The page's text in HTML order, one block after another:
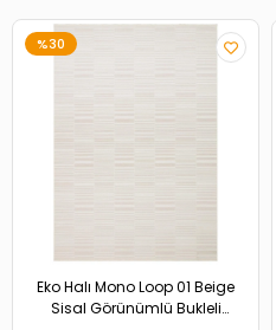
%30
Eko Halı Mono Loop 01 Beige
Sisal Görünümlü Bukleli